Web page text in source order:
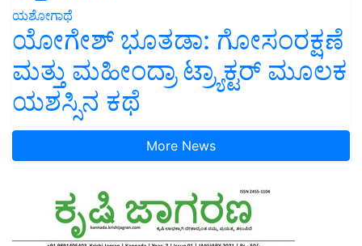
ಯಶೋಗಾಥೆ
ಯೋಗೇಶ್ ಭೂತಡಾ: ಗೋಸಂರಕ್ಷಣೆ
ಮತ್ತು ಮಹೀಂದ್ರಾ ಟ್ರ್ಯಾಕ್ಟರ್ ಮೂಲಕ
ಯಶಸ್ಸಿನ ಕಥೆ
More News